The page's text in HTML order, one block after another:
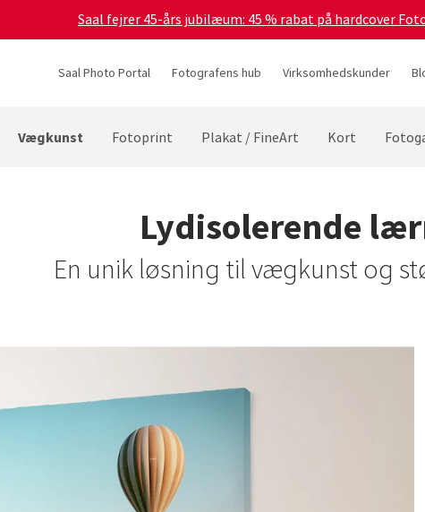
Saal fejrer 45-års jubilæum: 45 % rabat på hardcover
Saal Photo Portal Fotografens hub Virksomhedskunder
Vægkunst Fotoprint Plakat / FineArt Kort
Lydisolerende
En unik løsning til vægkunst og